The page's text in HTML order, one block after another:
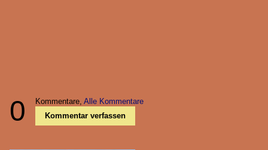
0 Kommentare, Alle Kommentare
Kommentar verfassen